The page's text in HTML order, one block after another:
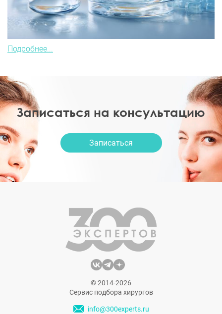
Подробнее...
Записаться на консультацию
Записаться
© 2014-2026
Сервис подбора хирургов
info@300experts.ru